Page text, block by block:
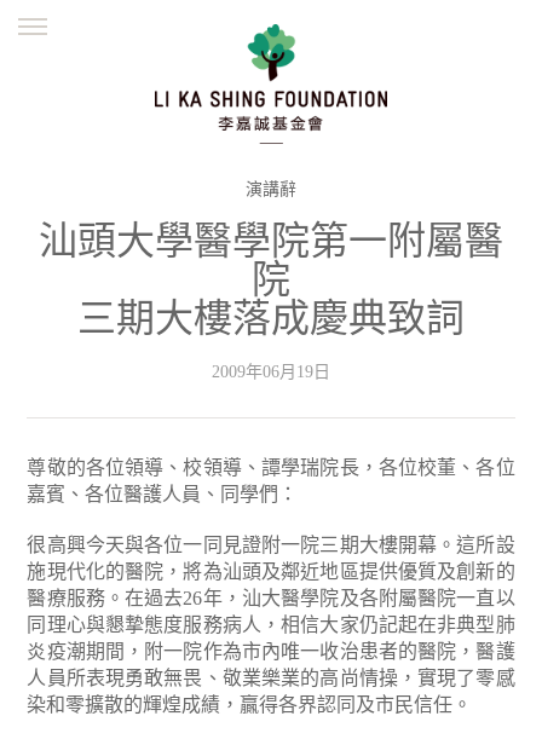
並肩同行
繁體
演講辭
汕頭大學醫學院第一附屬醫
院
三期大樓落成慶典致詞
2009年06月19日
尊敬的各位領導、校領導、譚學瑞院長，各位校董、各位
嘉賓、各位醫護人員、同學們：
很高興今天與各位一同見證附一院三期大樓開幕。這所設
施現代化的醫院，將為汕頭及鄰近地區提供優質及創新的
醫療服務。在過去26年，汕大醫學院及各附屬醫院一直以
同理心與懇摯態度服務病人，相信大家仍記起在非典型肺
炎疫潮期間，附一院作為市內唯一收治患者的醫院，醫護
人員所表現勇敢無畏、敬業樂業的高尚情操，實現了零感
染和零擴散的輝煌成績，贏得各界認同及市民信任。